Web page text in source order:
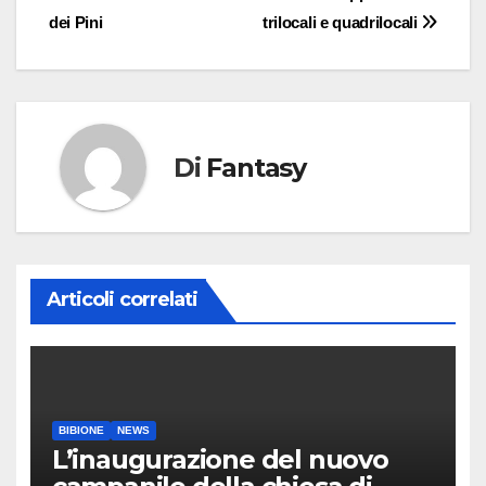
trilocali e quadrilocali
dei Pini
Di Fantasy
Articoli correlati
BIBIONE NEWS
L’inaugurazione del nuovo